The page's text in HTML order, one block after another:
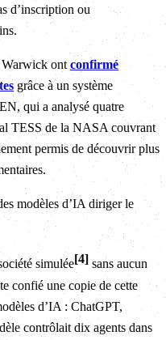
d’inscription ou
Warwick ont​​confirmé
grâce à un système
qui a analysé quatre
TESS de la NASA couvrant
permis de découvrir plus
modèles d’IA diriger le
simulée 4 sans aucun
confié une copie de cette
d’IA : ChatGPT,
contrôlait dix agents dans